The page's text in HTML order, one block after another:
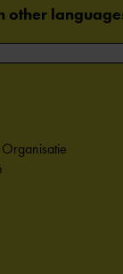
other